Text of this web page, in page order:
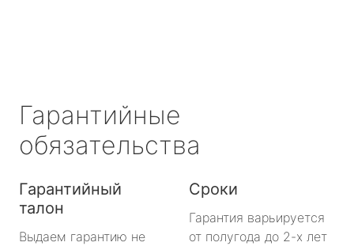
Гарантийные
обязательства
Гарантийный
талон
Выдаем гарантию не
Сроки
Гарантия варьируется
от полугода до 2-х лет